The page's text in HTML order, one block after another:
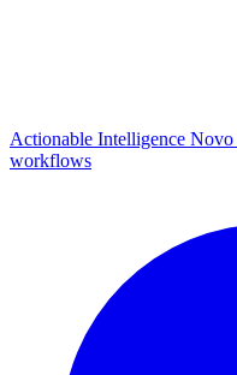
Actionable Intelligence Novo
workflows